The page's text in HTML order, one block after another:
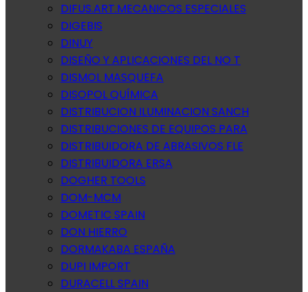
DIFUS.ART.MECANICOS ESPECIALES
DIGEBIS
DINUY
DISEÑO Y APLICACIONES DEL NO T
DISMOL MASQUEFA
DISOPOL QUÍMICA
DISTRIBUCION ILUMINACION SANCH
DISTRIBUCIONES DE EQUIPOS PARA
DISTRIBUIDORA DE ABRASIVOS FLE
DISTRIBUIDORA ERSA
DOGHER TOOLS
DOM-MCM
DOMETIC SPAIN
DON HIERRO
DORMAKABA ESPAÑA
DUPI IMPORT
DURACELL SPAIN